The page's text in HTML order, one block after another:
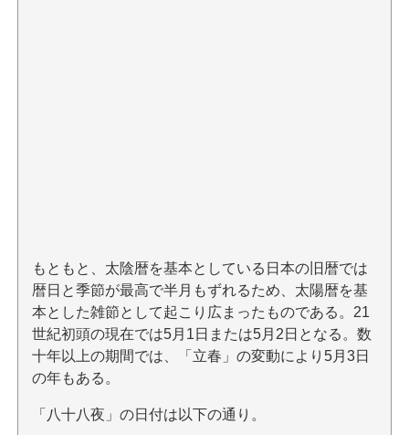
もともと、太陰暦を基本としている日本の旧暦では
暦日と季節が最高で半月もずれるため、太陽暦を基
本とした雑節として起こり広まったものである。21
世紀初頭の現在では5月1日または5月2日となる。数
十年以上の期間では、「立春」の変動により5月3日
の年もある。
「八十八夜」の日付は以下の通り。